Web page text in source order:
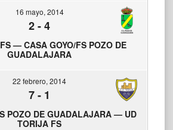
16 mayo, 2014
2-4
— CASA GOYO/FS POZO DE
GUADALAJARA
22 febrero, 2014
7- 1
POZO DE GUADALAJARA — UD
TORIJA FS